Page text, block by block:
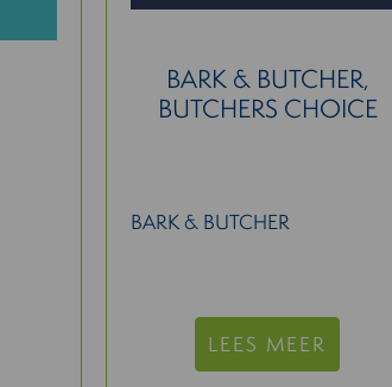
BARK & BUTCHER,
BUTCHERS CHOICE
BARK & BUTCHER
LEES MEER